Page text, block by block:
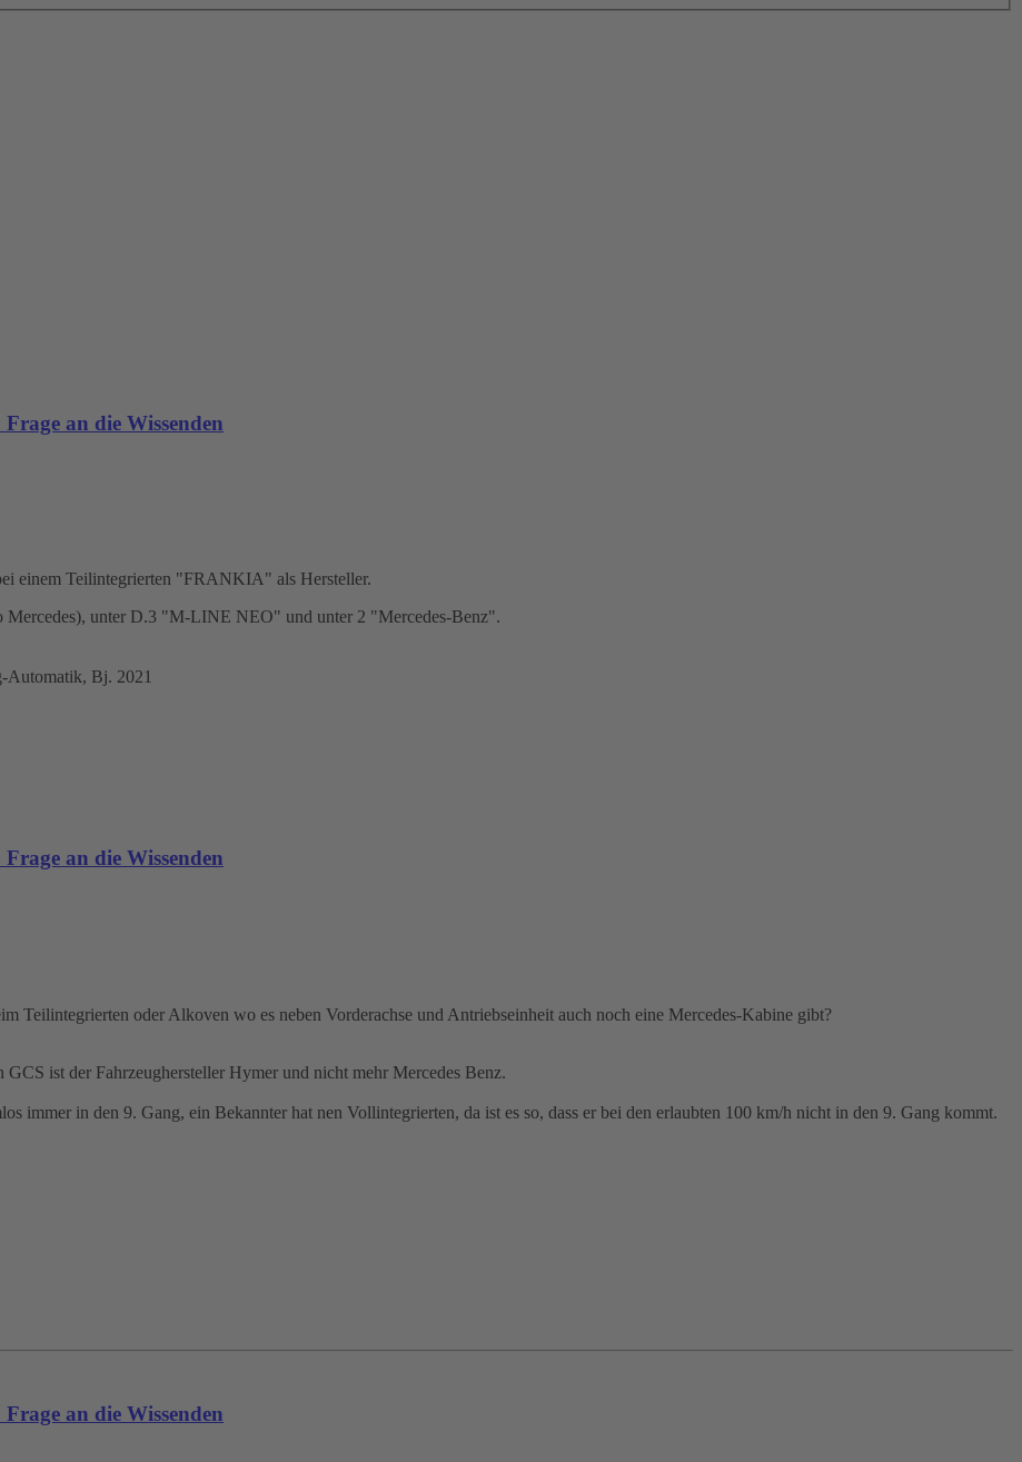
an die Wissenden
einem Teilintegrierten "FRANKIA" als Hersteller.
Mercedes), unter D.3 "M-LINE NEO" und unter 2 "Mercedes-Benz".
Automatik, Bj. 2021
an die Wissenden
Teilintegrierten oder Alkoven wo es neben Vorderachse und Antriebseinheit auch noch eine Mercedes-Kabine gibt?
ist der Fahrzeughersteller Hymer und nicht mehr Mercedes Benz.
immer in den 9. Gang, ein Bekannter hat nen Vollintegrierten, da ist es so, dass er bei den erlaubten 100 km/h nicht in den 9. Gang kommt.
an die Wissenden